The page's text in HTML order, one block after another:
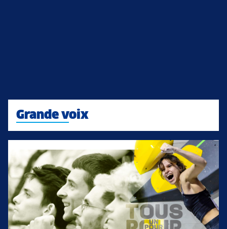
Grande voix